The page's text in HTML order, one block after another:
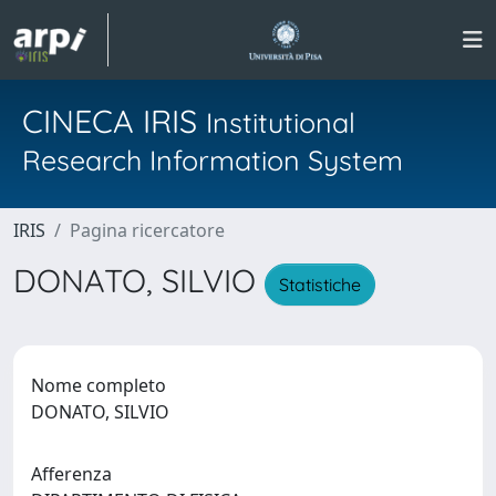
CINECA IRIS Institutional
Research Information System
IRIS Pagina ricercatore
DONATO, SILVIO Statistiche
Nome completo
DONATO, SILVIO
Afferenza